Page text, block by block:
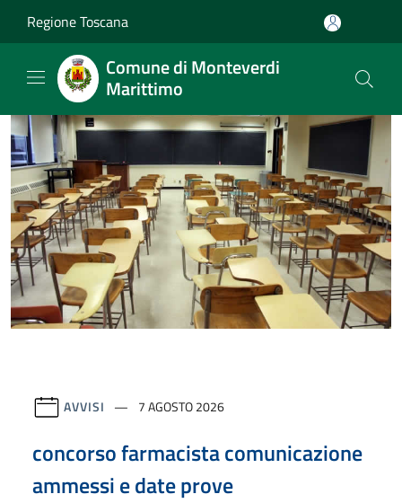
Regione Toscana
Comune di Monteverdi
Marittimo
AVVISI 7 AGOSTO 2026
concorso farmacista comunicazione
ammessi e date prove